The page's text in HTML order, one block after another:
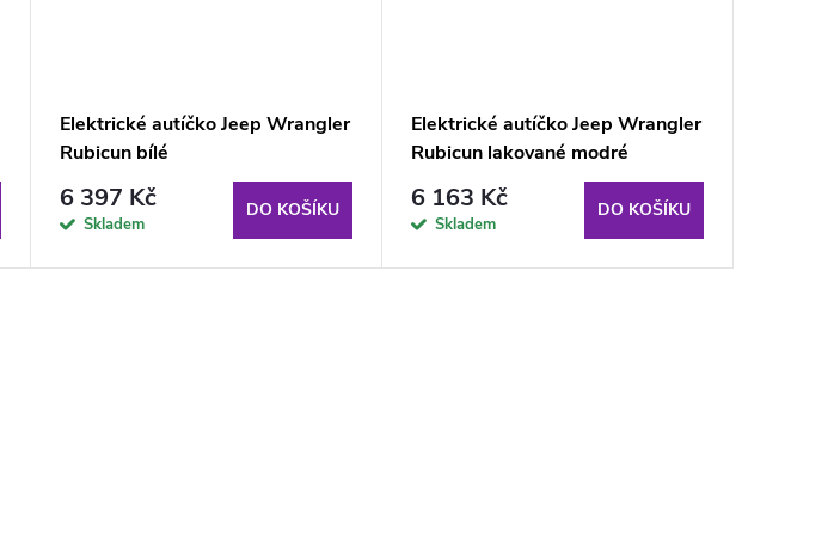
Elektrické autíčko Jeep Wrangler
Rubicun bílé
6 397 Kč
Skladem
DO KOŠÍKU
Elektrické autíčko Jeep Wrangler
Rubicun lakované modré
6 163 Kč
Skladem
DO KOŠÍKU